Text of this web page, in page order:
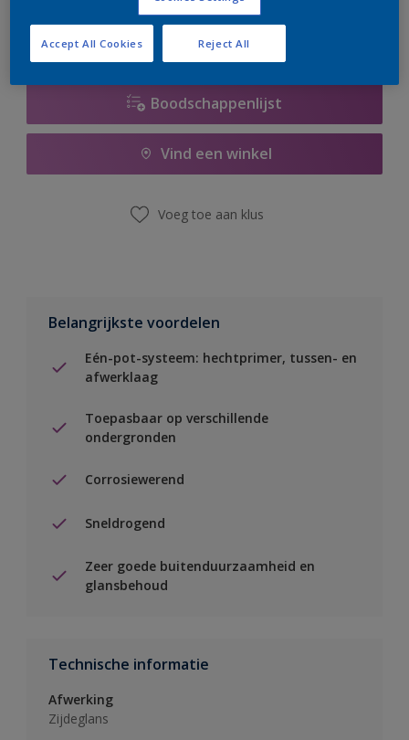
Boodschappenlijst
Vind een winkel
Voeg toe aan klus
Belangrijkste voordelen
Eén-pot-systeem: hechtprimer, tussen- en
afwerklaag
Toepasbaar op verschillende
ondergronden
Corrosiewerend
Sneldrogend
Zeer goede buitenduurzaamheid en
glansbehoud
Technische informatie
Afwerking
Zijdeglans
Reject All
Accept All Cookies